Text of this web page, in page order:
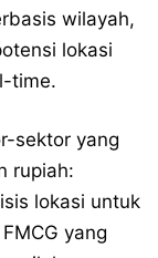
wilayah,
lokasi
time.
sektor yang
rupiah:
lokasi untuk
yang